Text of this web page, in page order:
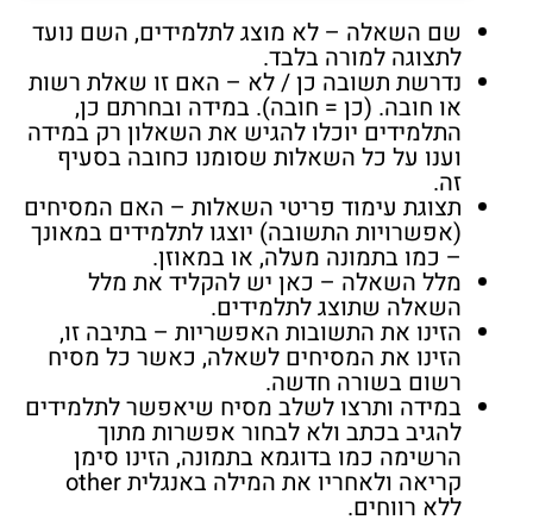
שם השאלה – לא מוצג לתלמידים, השם נועד
לתצוגה למורה בלבד.
נדרשת תשובה כן / לא – האם זו שאלת רשות
או חובה. (כן = חובה). במידה ובחרתם כן,
התלמידים יוכלו להגיש את השאלון רק במידה
וענו על כל השאלות שסומנו כחובה בסעיף
זה.
תצוגת עימוד פריטי השאלות – האם המסיחים
(אפשרויות התשובה) יוצגו לתלמידים במאונך
– כמו בתמונה מעלה, או במאוזן.
מלל השאלה – כאן יש להקליד את מלל
השאלה שתוצג לתלמידים.
הזינו את התשובות האפשריות – בתיבה זו,
הזינו את המסיחים לשאלה, כאשר כל מסיח
רשום בשורה חדשה.
במידה ותרצו לשלב מסיח שיאפשר לתלמידים
להגיב בכתב ולא לבחור אפשרות מתוך
הרשימה כמו בדוגמא בתמונה, הזינו סימן
קריאה ולאחריו את המילה באנגלית other
ללא רווחים.